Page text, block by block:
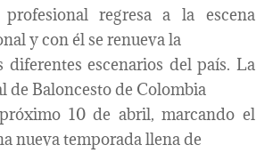
regresa a la escena
y con él se renueva la
diferentes escenarios del país. La
de Baloncesto de Colombia
10 de abril, marcando el
nueva temporada llena de